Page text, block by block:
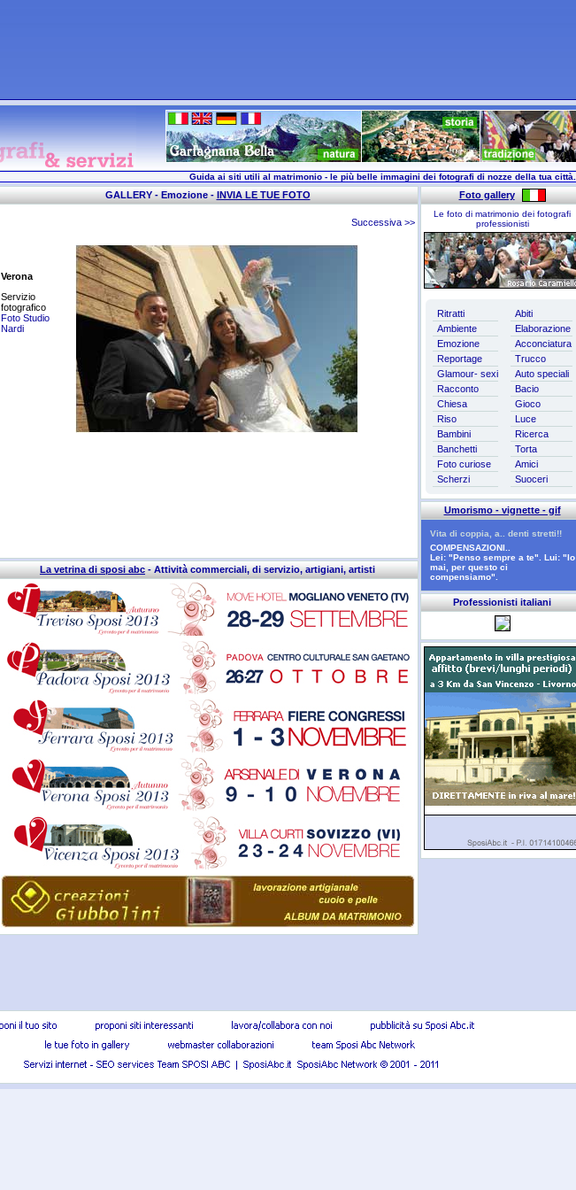
Guida ai siti utili al matrimonio - le più belle immagini dei fotografi di nozze della tua città.
GALLERY - Emozione -INVIA LE TUE FOTO
Successiva >>
Verona
Servizio
fotografico
Foto Studio
Nardi
La vetrina di sposi abc- Attività commerciali, di servizio, artigiani, artisti
Foto gallery
Le foto di matrimonio dei fotografi
professionisti
Ritratti
Ambiente
Emozione
Reportage
Glamour- sexi
Racconto
Chiesa
Riso
Bambini
Banchetti
Foto curiose
Scherzi
Abiti
Elaborazione
Acconciatura
Trucco
Auto speciali
Bacio
Gioco
Luce
Ricerca
Torta
Amici
Suoceri
Umorismo - vignette - gif
Vita di coppia, a.. denti stretti!!
COMPENSAZIONI..
Lei: "Penso sempre a te". Lui: "Io
mai, per questo ci
compensiamo".
Professionisti italiani